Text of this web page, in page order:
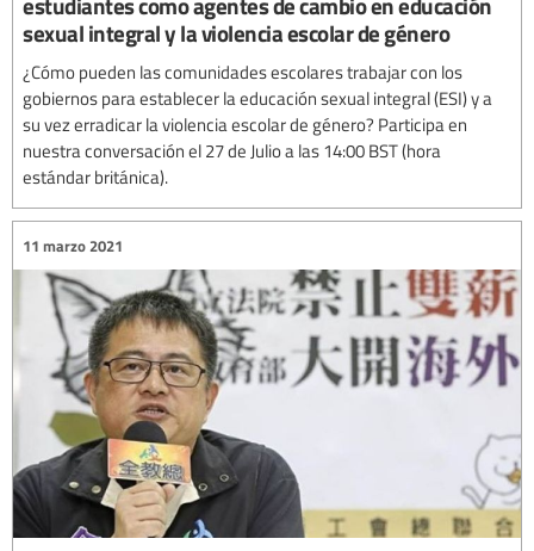
sexual integral y la violencia escolar de género
¿Cómo pueden las comunidades escolares trabajar con los
gobiernos para establecer la educación sexual integral (ESI) y a
su vez erradicar la violencia escolar de género? Participa en
nuestra conversación el 27 de Julio a las 14:00 BST (hora
estándar británica).
11 marzo 2021